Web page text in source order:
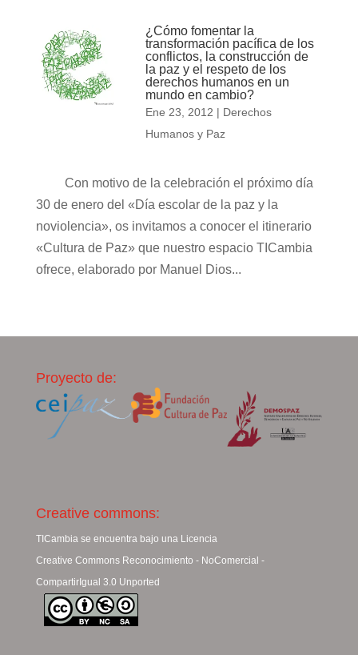
¿Cómo fomentar la
transformación pacífica de los
conflictos, la construcción de
la paz y el respeto de los
derechos humanos en un
mundo en cambio?
Ene 23, 2012 | Derechos
Humanos y Paz
Con motivo de la celebración el próximo día
30 de enero del «Día escolar de la paz y la
noviolencia», os invitamos a conocer el itinerario
«Cultura de Paz» que nuestro espacio TICambia
ofrece, elaborado por Manuel Dios...
Proyecto de:
Creative commons:
TICambia se encuentra bajo una Licencia
Creative Commons Reconocimiento - NoComercial -
CompartirIgual 3.0 Unported